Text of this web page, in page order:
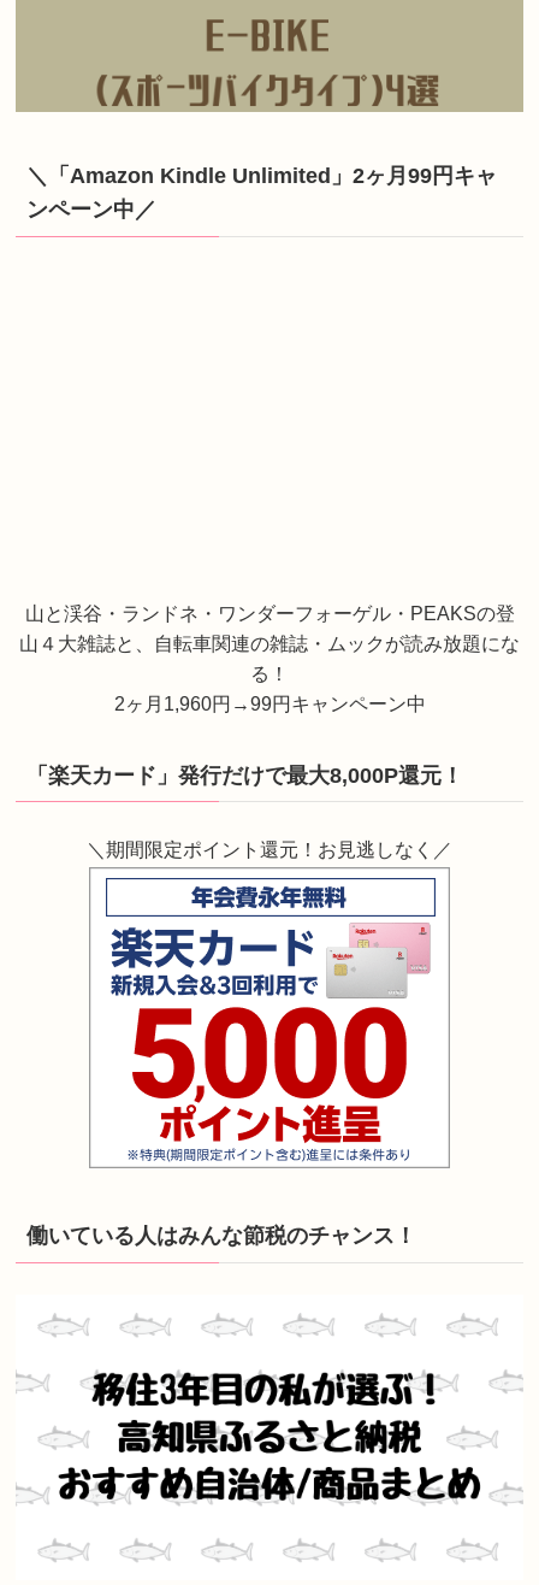
＼「Amazon Kindle Unlimited」2ヶ月99円キャ
ンペーン中／
山と渓谷・ランドネ・ワンダーフォーゲル・PEAKSの登
山４大雑誌と、自転車関連の雑誌・ムックが読み放題にな
る！
2ヶ月1,960円→99円キャンペーン中
「楽天カード」発行だけで最大8,000P還元！
＼期間限定ポイント還元！お見逃しなく／
働いている人はみんな節税のチャンス！